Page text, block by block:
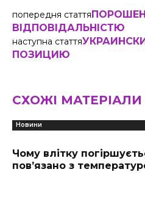
попередня стаття
ВІДПОВІДАЛЬНІСТЮ
наступна стаття
ПОЗИЦИЮ
СХОЖІ МАТЕРІАЛИ
Новини
Чому влітку
пов’язано з